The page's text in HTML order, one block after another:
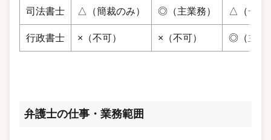
司法書士 △（簡裁のみ） ◎（主業務） △（一部
行政書士 ×（不可） ×（不可） ◎（主業
弁護士の仕事・業務範囲